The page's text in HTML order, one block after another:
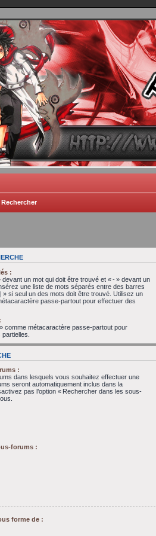
FORUM TEAM 666
Scantrad Ares, B One, Blaster Knuckle et
Rechercher
:
un mot qui doit être trouvé et « - » devant un
une liste de mots séparés entre des barres
» si seul un des mots doit être trouvé. Utilisez un
passe-partout pour effectuer des
comme métacaractère passe-partout pour
:
dans lesquels vous souhaitez effectuer une
seront automatiquement inclus dans la
pas l’option « Rechercher dans les sous-
forums :
forme de :